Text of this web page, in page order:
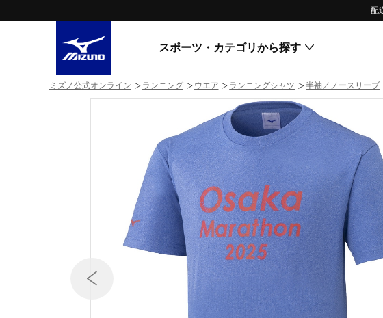
配
スポーツ・カテゴリから探す
スニーカー スニーカー
すべてのシリーズ
WAVE PROPHECY
MORELIA LS
WAVE RIDER
MXR
ゴアテックス
コラボレーション
その他シリーズ
WP13.2｜特集
MORELIA LS｜
W.PROPHECY1
WP MAGIC
WP STRAP｜特
スペシャルカラ
WP STRAP 2｜
マーガレット・
KICKS & ECHO
スニーカー商品をすべて見る
ミズノ公式オンライン ランニング ウエア ランニングシャツ 半袖／ノースリーブ